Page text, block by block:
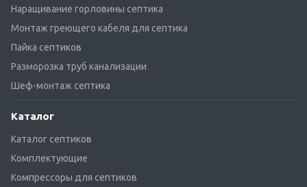
Наращивание горловины септика
Монтаж греющего кабеля для септика
Пайка септиков
Разморозка труб канализации
Шеф-монтаж септика
Каталог
Каталог септиков
Комплектующие
Компрессоры для септиков